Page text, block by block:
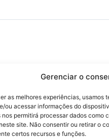
Gerenciar o
as melhores experiências, usamos
ou acessar informações do
permitirá processar dados como
site. Não consentir ou retirar o
certos recursos e funções.
Defensores
>>> Caixa de
Defensoria
Janeiro